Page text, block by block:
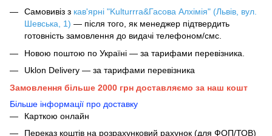
Самовивіз з кав'ярні "Kulturrra&Гасова Алхімія" (Львів, вул.
Шевська, 1) — після того, як менеджер підтвердить
готовність замовлення до видачі телефоном/смс.
Новою поштою по Україні — за тарифами перевізника.
Uklon Delivery — за тарифами перевізника
Замовлення більше 2000 грн доставляємо за наш кошт
Більше інформації про доставку
Карткою онлайн
Переказ коштів на розрахунковий рахунок (для ФОП/ТОВ)